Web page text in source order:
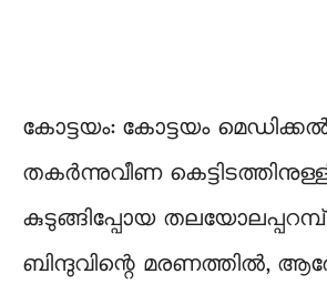
കോട്ടയം: കോട്ടയം
തകർന്നുവീണ
കുടുങ്ങിപ്പോയ തലയോലപ്പറമ്പ്
ബിന്ദുവിന്റെ മരണത്തിൽ,